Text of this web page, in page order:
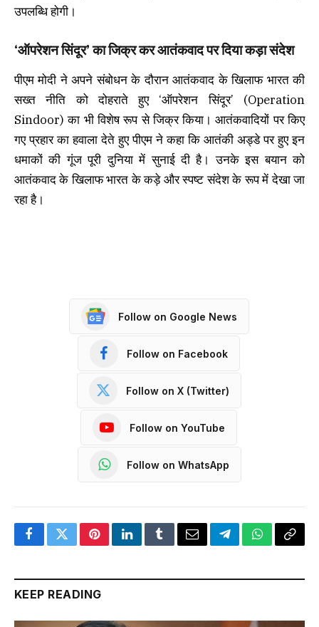
उपलब्धि होगी।
‘ऑपरेशन सिंदूर’ का जिक्र कर आतंकवाद पर दिया कड़ा संदेश
पीएम मोदी ने अपने संबोधन के दौरान आतंकवाद के खिलाफ भारत की
सख्त नीति को दोहराते हुए ‘ऑपरेशन सिंदूर’ (Operation
Sindoor) का भी विशेष रूप से जिक्र किया। आतंकवादियों पर किए
गए प्रहार का हवाला देते हुए पीएम ने कहा कि आतंकी अड्डे पर हुए इन
धमाकों की गूंज पूरी दुनिया में सुनाई दी है। उनके इस बयान को
आतंकवाद के खिलाफ भारत के कड़े और स्पष्ट संदेश के रूप में देखा जा
रहा है।
Follow on Google News
Follow on Facebook
Follow on X (Twitter)
Follow on YouTube
Follow on WhatsApp
FacebookTwitterPinterestLinkedInTumblrEmailTelegramWhatsApp
Copy
KEEP READING